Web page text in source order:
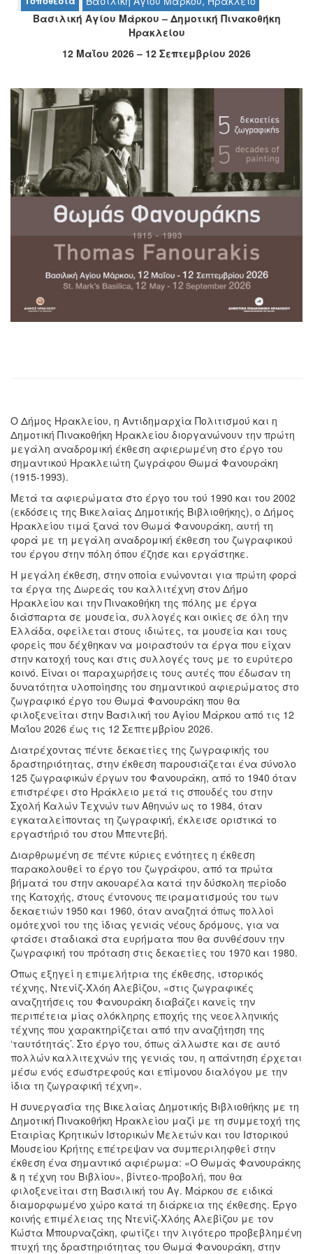
ΤΟΠΟΣ
ΠΟΛΙΤΙΣΜΟΣ
ΑΝΘΕΚΤΙΚΗ
ΠΟΛΗ
Βασιλική Αγίου Μάρκου – Δημοτική Πινακοθήκη
Ηρακλείου
12 Μαΐου 2026 – 12 Σεπτεμβρίου 2026
Ο Δήμος Ηρακλείου, η Αντιδημαρχία Πολιτισμού και η
Δημοτική Πινακοθήκη Ηρακλείου διοργανώνουν την πρώτη
μεγάλη αναδρομική έκθεση αφιερωμένη στο έργο του
σημαντικού Ηρακλειώτη ζωγράφου Θωμά Φανουράκη
(1915-1993).
Μετά τα αφιερώματα στο έργο του τού 1990 και του 2002
(εκδόσεις της Βικελαίας Δημοτικής Βιβλιοθήκης), ο Δήμος
Ηρακλείου τιμά ξανά τον Θωμά Φανουράκη, αυτή τη
φορά με τη μεγάλη αναδρομική έκθεση του ζωγραφικού
του έργου στην πόλη όπου έζησε και εργάστηκε.
Η μεγάλη έκθεση, στην οποία ενώνονται για πρώτη φορά
τα έργα της Δωρεάς του καλλιτέχνη στον Δήμο
Ηρακλείου και την Πινακοθήκη της πόλης με έργα
διάσπαρτα σε μουσεία, συλλογές και οικίες σε όλη την
Ελλάδα, οφείλεται στους ιδιώτες, τα μουσεία και τους
φορείς που δέχθηκαν να μοιραστούν τα έργα που είχαν
στην κατοχή τους και στις συλλογές τους με το ευρύτερο
κοινό. Είναι οι παραχωρήσεις τους αυτές που έδωσαν τη
δυνατότητα υλοποίησης του σημαντικού αφιερώματος στο
ζωγραφικό έργο του Θωμά Φανουράκη που θα
φιλοξενείται στην Βασιλική του Αγίου Μάρκου από τις 12
Μαΐου 2026 έως τις 12 Σεπτεμβρίου 2026.
Διατρέχοντας πέντε δεκαετίες της ζωγραφικής του
δραστηριότητας, στην έκθεση παρουσιάζεται ένα σύνολο
125 ζωγραφικών έργων του Φανουράκη, από το 1940 όταν
επιστρέφει στο Ηράκλειο μετά τις σπουδές του στην
Σχολή Καλών Τεχνών των Αθηνών ως το 1984, όταν
εγκαταλείποντας τη ζωγραφική, έκλεισε οριστικά το
εργαστήριό του στου Μπεντεβή.
Διαρθρωμένη σε πέντε κύριες ενότητες η έκθεση
παρακολουθεί το έργο του ζωγράφου, από τα πρώτα
βήματά του στην ακουαρέλα κατά την δύσκολη περίοδο
της Κατοχής, στους έντονους πειραματισμούς του των
δεκαετιών 1950 και 1960, όταν αναζητά όπως πολλοί
ομότεχνοί του της ίδιας γενιάς νέους δρόμους, για να
φτάσει σταδιακά στα ευρήματα που θα συνθέσουν την
ζωγραφική του πρόταση στις δεκαετίες του 1970 και 1980.
Όπως εξηγεί η επιμελήτρια της έκθεσης, ιστορικός
τέχνης, Ντενίζ-Χλόη Αλεβίζου, «στις ζωγραφικές
αναζητήσεις του Φανουράκη διαβάζει κανείς την
περιπέτεια μίας ολόκληρης εποχής της νεοελληνικής
τέχνης που χαρακτηρίζεται από την αναζήτηση της
‘ταυτότητάς’. Στο έργο του, όπως άλλωστε και σε αυτό
πολλών καλλιτεχνών της γενιάς του, η απάντηση έρχεται
μέσω ενός εσωστρεφούς και επίμονου διαλόγου με την
ίδια τη ζωγραφική τέχνη».
Η συνεργασία της Βικελαίας Δημοτικής Βιβλιοθήκης με τη
Δημοτική Πινακοθήκη Ηρακλείου μαζί με τη συμμετοχή της
Εταιρίας Κρητικών Ιστορικών Μελετών και του Ιστορικού
Μουσείου Κρήτης επέτρεψαν να συμπεριληφθεί στην
έκθεση ένα σημαντικό αφιέρωμα: «Ο Θωμάς Φανουράκης
& η τέχνη του Βιβλίου», βίντεο-προβολή, που θα
φιλοξενείται στη Βασιλική του Αγ. Μάρκου σε ειδικά
διαμορφωμένο χώρο κατά τη διάρκεια της έκθεσης. Έργο
κοινής επιμέλειας της Ντενίζ-Χλόης Αλεβίζου με τον
Κώστα Μπουρναζάκη, φωτίζει την λιγότερο προβεβλημένη
πτυχή της δραστηριότητας του Θωμά Φανουράκη, στην